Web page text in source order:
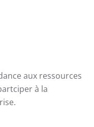
aux ressources
à la